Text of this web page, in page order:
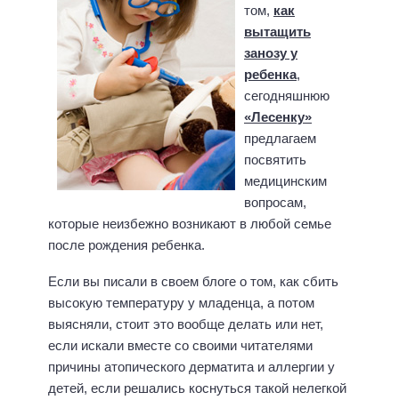
том, как
вытащить
занозу у
ребенка,
сегодняшнюю
«Лесенку»
предлагаем
посвятить
медицинским
вопросам,
которые неизбежно возникают в любой семье
после рождения ребенка.
Если вы писали в своем блоге о том, как сбить
высокую температуру у младенца, а потом
выясняли, стоит это вообще делать или нет,
если искали вместе со своими читателями
причины атопического дерматита и аллергии у
детей, если решались коснуться такой нелегкой